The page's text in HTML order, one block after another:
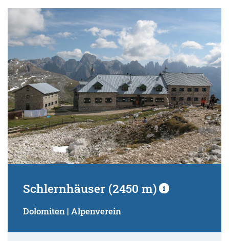
Schlernhäuser (2450 m)
Dolomiten | Alpenverein